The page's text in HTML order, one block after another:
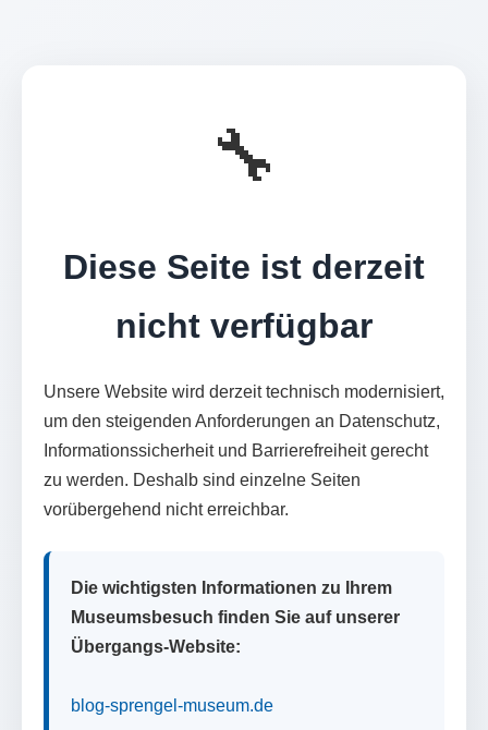
🔧
Diese Seite ist derzeit
nicht verfügbar
Unsere Website wird derzeit technisch modernisiert,
um den steigenden Anforderungen an Datenschutz,
Informationssicherheit und Barrierefreiheit gerecht
zu werden. Deshalb sind einzelne Seiten
vorübergehend nicht erreichbar.
Die wichtigsten Informationen zu Ihrem
Museumsbesuch finden Sie auf unserer
Übergangs-Website:
blog-sprengel-museum.de